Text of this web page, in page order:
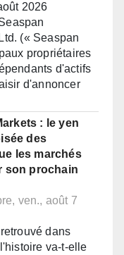
2026
(« Seaspan
propriétaires
d'actifs
d'annoncer
: le yen
des
les marchés
son prochain
ven., août 7
dans
va-t-elle